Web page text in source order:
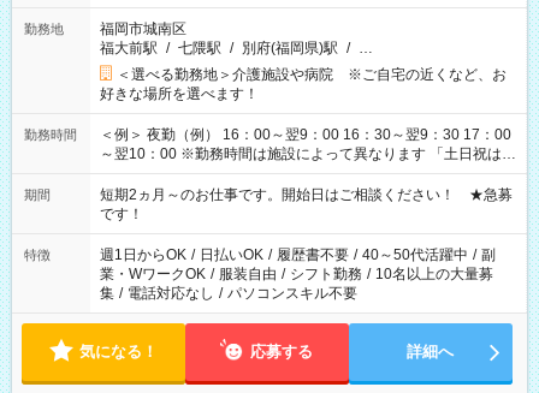
勤務地
福岡市城南区
福大前駅 / 七隈駅 / 別府(福岡県)駅 / …
＜選べる勤務地＞介護施設や病院 ※ご自宅の近くなど、お
好きな場所を選べます！
勤務時間
＜例＞ 夜勤（例） 16：00～翌9：00 16：30～翌9：30 17：00
～翌10：00 ※勤務時間は施設によって異なります 「土日祝は休
みたい」 「しっかり稼ぎたい」 「もう少し遅い時間から始めた
い」など ご希望にあったお仕事をご案内いたします。 ※未経験
の方の場合は1～2ヶ月間は日中での仕事を経験いただき、 お
仕事に慣れてからの夜勤になります。 ★家庭の都合でお休みが
必要な場合も遠慮なくご相談ください。
期間
短期2ヵ月～のお仕事です。開始日はご相談ください！ ★急募
です！
特徴 週1日からOK / 日払いOK / 履歴書不要 / 40～50代活躍中 / 副
業・WワークOK / 服装自由 / シフト勤務 / 10名以上の大量募
集 / 電話対応なし / パソコンスキル不要
気になる！ 応募する 詳細へ